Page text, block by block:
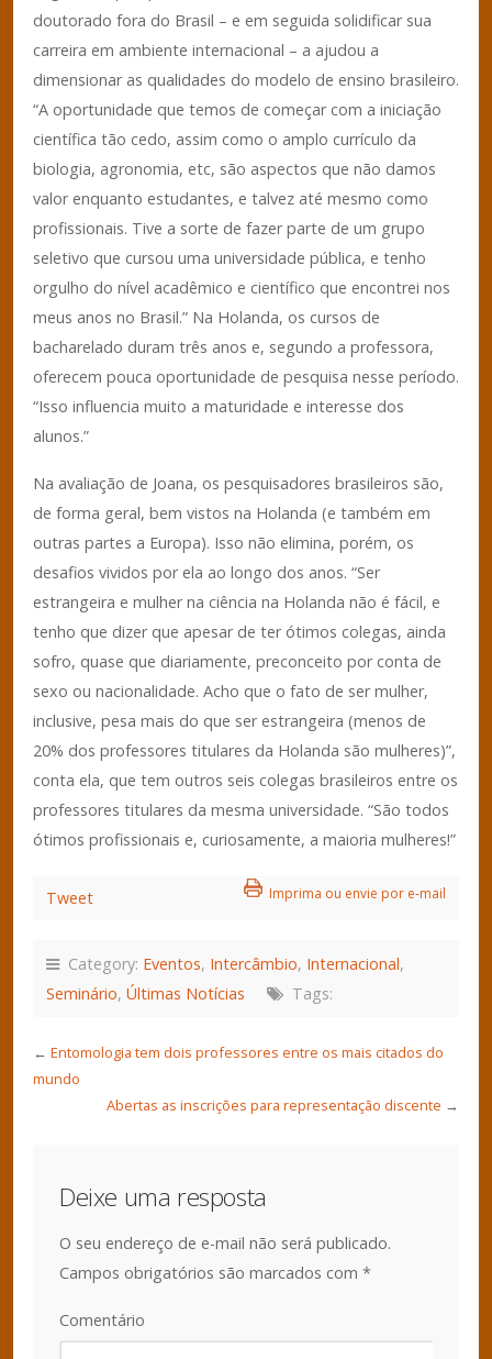
doutorado fora do Brasil – e em seguida solidificar sua
carreira em ambiente internacional – a ajudou a
dimensionar as qualidades do modelo de ensino brasileiro.
“A oportunidade que temos de começar com a iniciação
científica tão cedo, assim como o amplo currículo da
biologia, agronomia, etc, são aspectos que não damos
valor enquanto estudantes, e talvez até mesmo como
profissionais. Tive a sorte de fazer parte de um grupo
seletivo que cursou uma universidade pública, e tenho
orgulho do nível acadêmico e científico que encontrei nos
meus anos no Brasil.” Na Holanda, os cursos de
bacharelado duram três anos e, segundo a professora,
oferecem pouca oportunidade de pesquisa nesse período.
“Isso influencia muito a maturidade e interesse dos
alunos.”
Na avaliação de Joana, os pesquisadores brasileiros são,
de forma geral, bem vistos na Holanda (e também em
outras partes a Europa). Isso não elimina, porém, os
desafios vividos por ela ao longo dos anos. “Ser
estrangeira e mulher na ciência na Holanda não é fácil, e
tenho que dizer que apesar de ter ótimos colegas, ainda
sofro, quase que diariamente, preconceito por conta de
sexo ou nacionalidade. Acho que o fato de ser mulher,
inclusive, pesa mais do que ser estrangeira (menos de
20% dos professores titulares da Holanda são mulheres)”,
conta ela, que tem outros seis colegas brasileiros entre os
professores titulares da mesma universidade. “São todos
ótimos profissionais e, curiosamente, a maioria mulheres!”
Imprima ou envie por e-mail
Tweet
Category: Eventos, Intercâmbio, Internacional,
Seminário, Últimas Notícias Tags:
← Entomologia tem dois professores entre os mais citados do
mundo
Abertas as inscrições para representação discente →
Deixe uma resposta
O seu endereço de e-mail não será publicado.
Campos obrigatórios são marcados com *
Comentário